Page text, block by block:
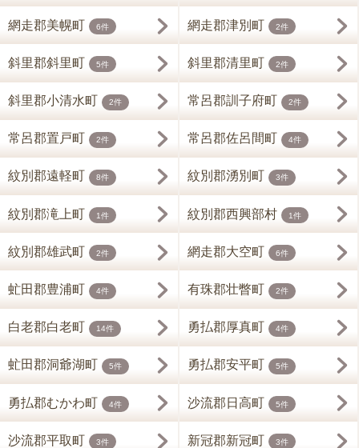
網走郡美幌町 6件 網走郡津別町 2件
斜里郡斜里町 5件 斜里郡清里町 2件
斜里郡小清水町 2件 常呂郡訓子府町 2件
常呂郡置戸町 2件 常呂郡佐呂間町 4件
紋別郡遠軽町 8件 紋別郡湧別町 3件
紋別郡滝上町 1件 紋別郡西興部村 1件
紋別郡雄武町 2件 網走郡大空町 6件
虻田郡豊浦町 4件 有珠郡壮瞥町 2件
白老郡白老町 14件 勇払郡厚真町 4件
虻田郡洞爺湖町 5件 勇払郡安平町 5件
勇払郡むかわ町 4件 沙流郡日高町 5件
沙流郡平取町 3件 新冠郡新冠町 3件